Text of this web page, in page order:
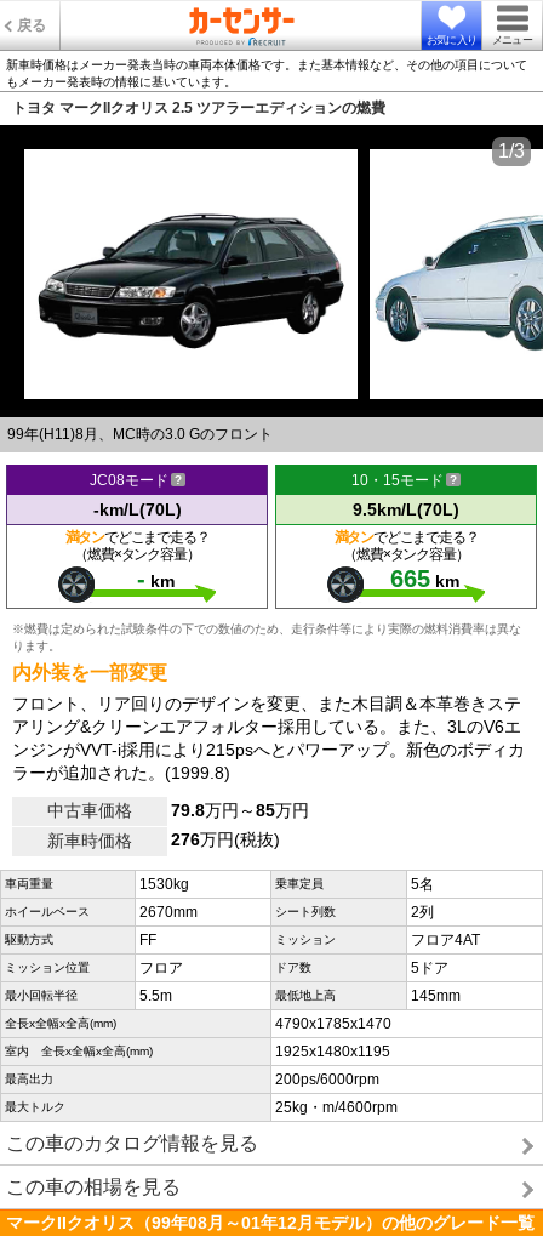
戻る
お気に入り メニュー
新車時価格はメーカー発表当時の車両本体価格です。また基本情報など、その他の項目について
もメーカー発表時の情報に基いています。
トヨタ マークIIクオリス 2.5 ツアラーエディションの燃費
99年(H11)8月、MC時の3.0 Gのフロント
1/3
JC08モード
-km/L(70L)
満タンでどこまで走る？
（燃費×タンク容量）
- km
10・15モード
9.5km/L(70L)
満タンでどこまで走る？
（燃費×タンク容量）
665 km
※燃費は定められた試験条件の下での数値のため、走行条件等により実際の燃料消費率は異な
ります。
内外装を一部変更
フロント、リア回りのデザインを変更、また木目調＆本革巻きステ
アリング&クリーンエアフォルター採用している。また、3LのV6エ
ンジンがVVT-i採用により215psへとパワーアップ。新色のボディカ
ラーが追加された。(1999.8)
中古車価格
79.8万円～85万円
新車時価格
276万円(税抜)
車両重量 1530kg 乗車定員 5名
ホイールベース 2670mm シート列数 2列
駆動方式 FF ミッション フロア4AT
ミッション位置 フロア ドア数 5ドア
最小回転半径 5.5m 最低地上高 145mm
全長x全幅x全高(mm) 4790x1785x1470
室内 全長x全幅x全高(mm) 1925x1480x1195
最高出力 200ps/6000rpm
最大トルク 25kg・m/4600rpm
この車のカタログ情報を見る
この車の相場を見る
マークIIクオリス（99年08月～01年12月モデル）の他のグレード一覧